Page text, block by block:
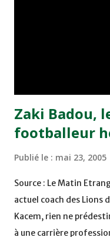
Zaki Badou,
footballeur
Publié le : mai 23, 2005
Source : Le Matin
actuel coach des Lions
Kacem, rien ne
à une carrière